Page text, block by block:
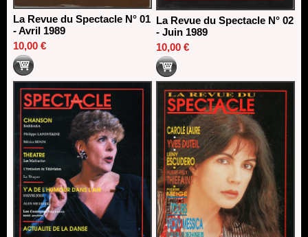
La Revue du Spectacle N° 01
- Avril 1989
10,00 €
La Revue du Spectacle N° 02
- Juin 1989
10,00 €